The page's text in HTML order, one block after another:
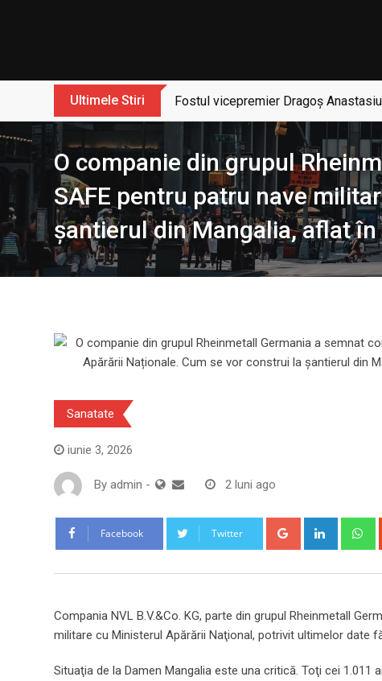
Ultimele Stiri Fostul vicepremier Dragoș
O companie din grupul
SAFE pentru patru nave
şantierul din Mangalia, aflat
Sanatate
iunie 3, 2026
By admin - 2 luni ago
Facebook Twitter Google+ LinkedIn
Compania NVL B.V.&Co. KG, parte din grupul Rheinmetall
militare cu Ministerul Apărării Naţional, potrivit ultimelor date
Situaţia de la Damen Mangalia este una critică. Toţi cei